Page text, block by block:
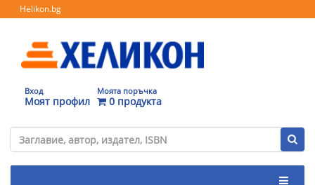
Helikon.bg
Вход
Моят профил
Моята поръчка
0 продукта